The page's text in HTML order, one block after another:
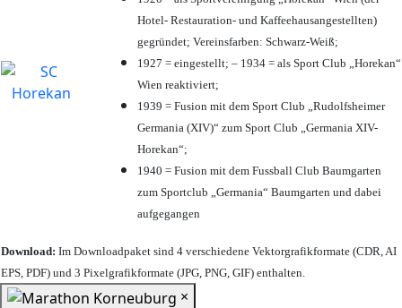
Hotel- Restauration- und Kaffeehausangestellten)
gegründet; Vereinsfarben: Schwarz-Weiß;
1927 = eingestellt; – 1934 = als Sport Club „Horekan“
Wien reaktiviert;
1939 = Fusion mit dem Sport Club „Rudolfsheimer
Germania (XIV)“ zum Sport Club „Germania XIV-
Horekan“;
1940 = Fusion mit dem Fussball Club Baumgarten
zum Sportclub „Germania“ Baumgarten und dabei
aufgegangen
Download: Im Downloadpaket sind 4 verschiedene Vektorgrafikformate (CDR, AI
EPS, PDF) und 3 Pixelgrafikformate (JPG, PNG, GIF) enthalten.
×